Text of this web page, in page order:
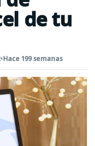
de tu
•Hace 199 semanas